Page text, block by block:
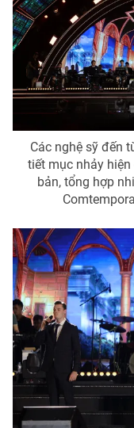
Các nghệ sỹ đến
tiết mục nhảy
bản, tổng hợp